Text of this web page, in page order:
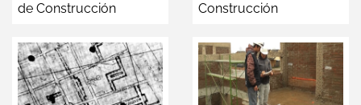
de Construcción
Construcción